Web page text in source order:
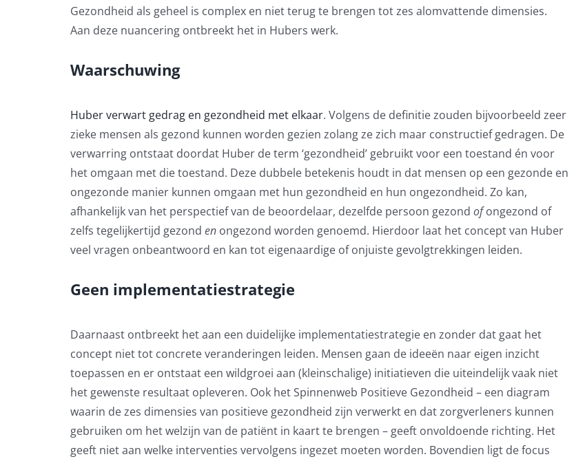
Gezondheid als geheel is complex en niet terug te brengen tot zes alomvattende dimensies.
Aan deze nuancering ontbreekt het in Hubers werk.
Waarschuwing
Huber verwart gedrag en gezondheid met elkaar. Volgens de definitie zouden bijvoorbeeld zeer
zieke mensen als gezond kunnen worden gezien zolang ze zich maar constructief gedragen. De
verwarring ontstaat doordat Huber de term ‘gezondheid’ gebruikt voor een toestand én voor
het omgaan met die toestand. Deze dubbele betekenis houdt in dat mensen op een gezonde en
ongezonde manier kunnen omgaan met hun gezondheid en hun ongezondheid. Zo kan,
afhankelijk van het perspectief van de beoordelaar, dezelfde persoon gezond ofongezond of
zelfs tegelijkertijd gezond enongezond worden genoemd. Hierdoor laat het concept van Huber
veel vragen onbeantwoord en kan tot eigenaardige of onjuiste gevolgtrekkingen leiden.
Geen implementatiestrategie
Daarnaast ontbreekt het aan een duidelijke implementatiestrategie en zonder dat gaat het
concept niet tot concrete veranderingen leiden. Mensen gaan de ideeën naar eigen inzicht
toepassen en er ontstaat een wildgroei aan (kleinschalige) initiatieven die uiteindelijk vaak niet
het gewenste resultaat opleveren. Ook het Spinnenweb Positieve Gezondheid – een diagram
waarin de zes dimensies van positieve gezondheid zijn verwerkt en dat zorgverleners kunnen
gebruiken om het welzijn van de patiënt in kaart te brengen – geeft onvoldoende richting. Het
geeft niet aan welke interventies vervolgens ingezet moeten worden. Bovendien ligt de focus